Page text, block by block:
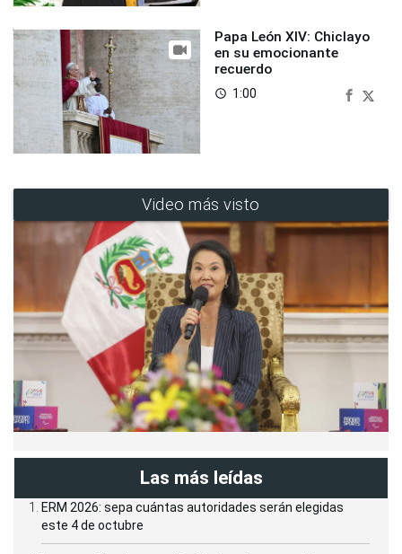
Papa León XIV: Chiclayo
en su emocionante
recuerdo
access_time 1:00
Video más visto
Las más leídas
ERM 2026: sepa cuántas autoridades serán elegidas
este 4 de octubre